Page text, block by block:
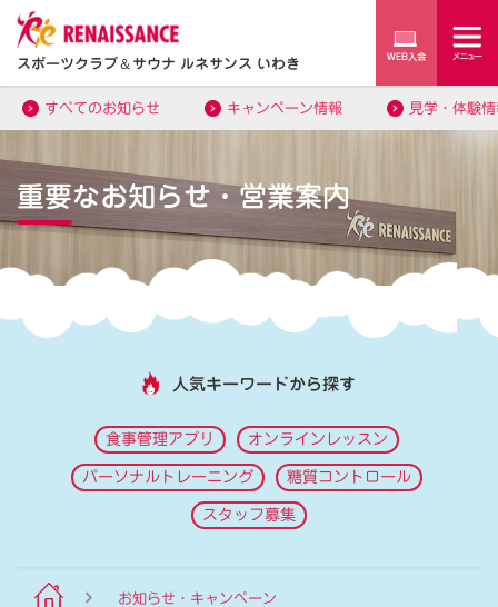
スポーツクラブ＆サウナ ルネサンス いわき
すべてのお知らせ キャンペーン情報 見学・体験
重要なお知らせ・営業案内
人気キーワードから探す
食事管理アプリ オンラインレッスン
パーソナルトレーニング 糖質コントロール
スタッフ募集
お知らせ・キャンペーン